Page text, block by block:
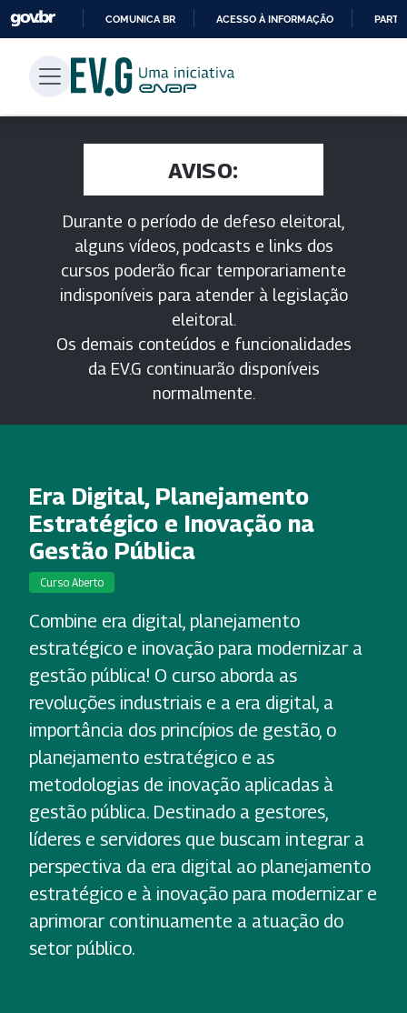
PARA
CONTEÚDO
COMUNICA BR ACESSO À INFORMAÇÃO
AVISO:
Durante o período de defeso eleitoral,
alguns vídeos, podcasts e links dos
cursos poderão ficar temporariamente
indisponíveis para atender à legislação
eleitoral.
Os demais conteúdos e funcionalidades
da EV.G continuarão disponíveis
normalmente.
Era Digital, Planejamento
Estratégico e Inovação na
Gestão Pública
Curso Aberto
Combine era digital, planejamento
estratégico e inovação para modernizar a
gestão pública! O curso aborda as
revoluções industriais e a era digital, a
importância dos princípios de gestão, o
planejamento estratégico e as
metodologias de inovação aplicadas à
gestão pública. Destinado a gestores,
líderes e servidores que buscam integrar a
perspectiva da era digital ao planejamento
estratégico e à inovação para modernizar e
aprimorar continuamente a atuação do
setor público.